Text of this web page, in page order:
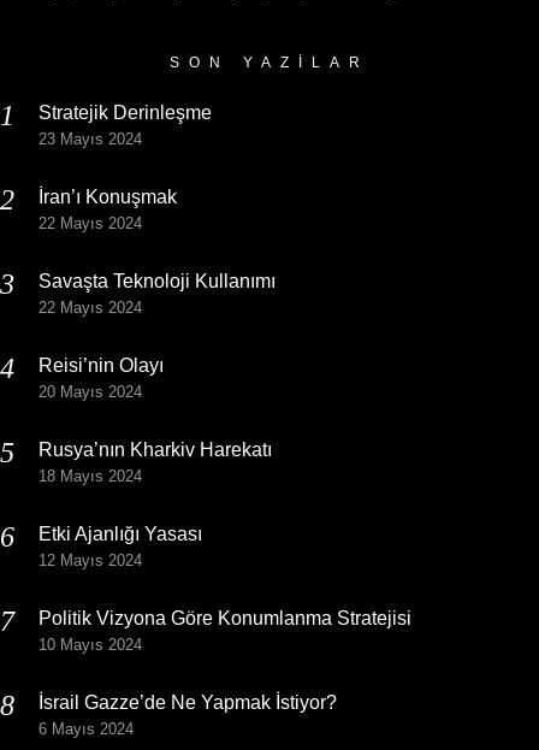
SON YAZILAR
Stratejik Derinleşme
23 Mayıs 2024
İran’ı Konuşmak
22 Mayıs 2024
Savaşta Teknoloji Kullanımı
22 Mayıs 2024
Reisi’nin Olayı
20 Mayıs 2024
Rusya’nın Kharkiv Harekatı
18 Mayıs 2024
Etki Ajanlığı Yasası
12 Mayıs 2024
Politik Vizyona Göre Konumlanma Stratejisi
10 Mayıs 2024
İsrail Gazze’de Ne Yapmak İstiyor?
6 Mayıs 2024